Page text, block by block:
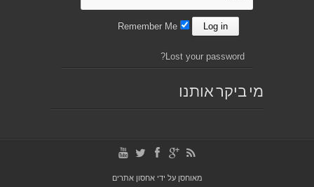
Lost your password?
מי ביקר אותנו
מאוחסן על ידיאחסון אתרים